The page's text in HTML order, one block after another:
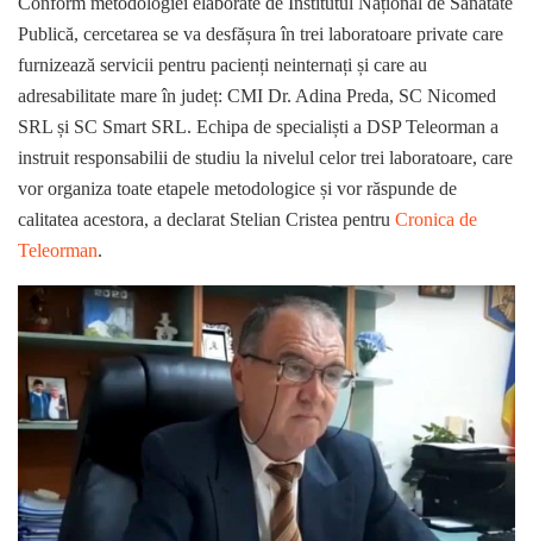
Publică, cercetarea se va desfășura în trei laboratoare private care
furnizează servicii pentru pacienți neinternați și care au
adresabilitate mare în județ: CMI Dr. Adina Preda, SC Nicomed
SRL și SC Smart SRL. Echipa de specialiști a DSP Teleorman a
instruit responsabilii de studiu la nivelul celor trei laboratoare, care
vor organiza toate etapele metodologice și vor răspunde de
calitatea acestora, a declarat Stelian Cristea pentru Cronica de
Teleorman.